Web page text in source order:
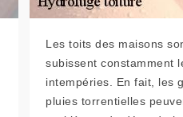
Les toits des maisons
subissent constamment
intempéries. En fait, les
pluies torrentielles